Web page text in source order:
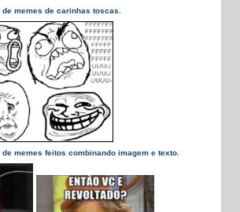
memes de carinhas toscas.
memes feitos combinando imagem e texto.